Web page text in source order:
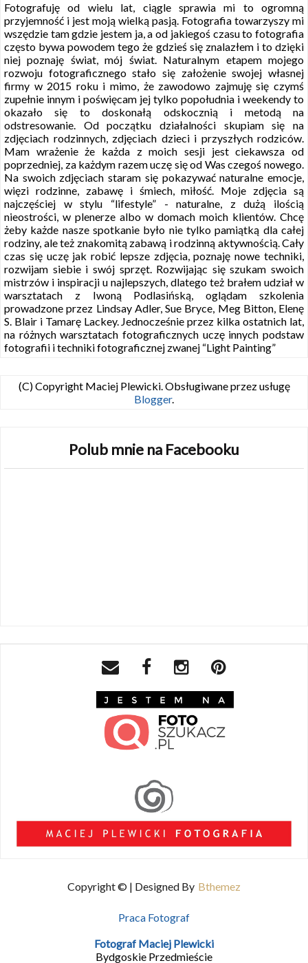
Fotografuję od wielu lat, ciągle sprawia mi to ogromną
przyjemność i jest moją wielką pasją. Fotografia towarzyszy mi
wszędzie tam gdzie jestem ja, a od jakiegoś czasu to fotografia
często bywa powodem tego że gdzieś się znalazłem i to dzięki
niej poznaję świat, mój świat. Naturalnym etapem mojego
rozwoju fotograficznego stało się założenie swojej własnej
firmy w 2015 roku i mimo, że zawodowo zajmuję się czymś
zupełnie innym i poświęcam jej tylko popołudnia i weekendy to
okazało się to doskonałą odskocznią i metodą na
odstresowanie. Od początku działalności skupiam się na
zdjęciach rodzinnych, zdjęciach dzieci i przyszłych rodziców.
Mam wrażenie że każda z moich sesji jest ciekawsza od
poprzedniej, za każdym razem uczę się od Was czegoś nowego.
Na swoich zdjęciach staram się pokazywać naturalne emocje,
więzi rodzinne, zabawę i śmiech, miłość. Moje zdjęcia są
najczęściej w stylu “lifestyle” - naturalne, z dużą ilością
nieostrości, w plenerze albo w domach moich klientów. Chcę
żeby każde nasze spotkanie było nie tylko pamiątką dla całej
rodziny, ale też znakomitą zabawą i rodzinną aktywnością. Cały
czas się uczę jak robić lepsze zdjęcia, poznaję nowe techniki,
rozwijam siebie i swój sprzęt. Rozwijając się szukam swoich
mistrzów i inspiracji u najlepszych, dlatego też brałem udział w
warsztatach z Iwoną Podlasińską, oglądam szkolenia
prowadzone przez Lindsay Adler, Sue Bryce, Meg Bitton, Elenę
S. Blair i Tamarę Lackey. Jednocześnie przez kilka ostatnich lat,
na różnych warsztatach fotograficznych uczę innych podstaw
fotografii i techniki fotograficznej zwanej “Light Painting”
(C) Copyright Maciej Plewicki. Obsługiwane przez usługę
Blogger.
Polub mnie na Facebooku
Copyright © | Designed By Bthemez
Praca Fotograf
Fotograf Maciej Plewicki
Bydgoskie Przedmieście